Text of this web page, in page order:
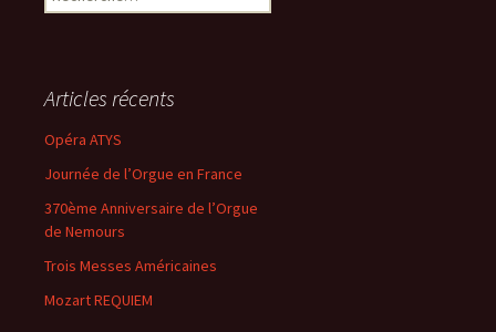
e
r
h
e
Articles récents
Opéra ATYS
Journée de l’Orgue en France
370ème Anniversaire de l’Orgue
de Nemours
Trois Messes Américaines
Mozart REQUIEM